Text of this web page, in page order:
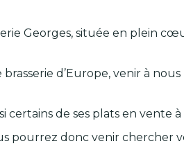
week-
Georges, située en plein
d’Europe, venir à
de ses plats en vente
pourrez donc venir chercher